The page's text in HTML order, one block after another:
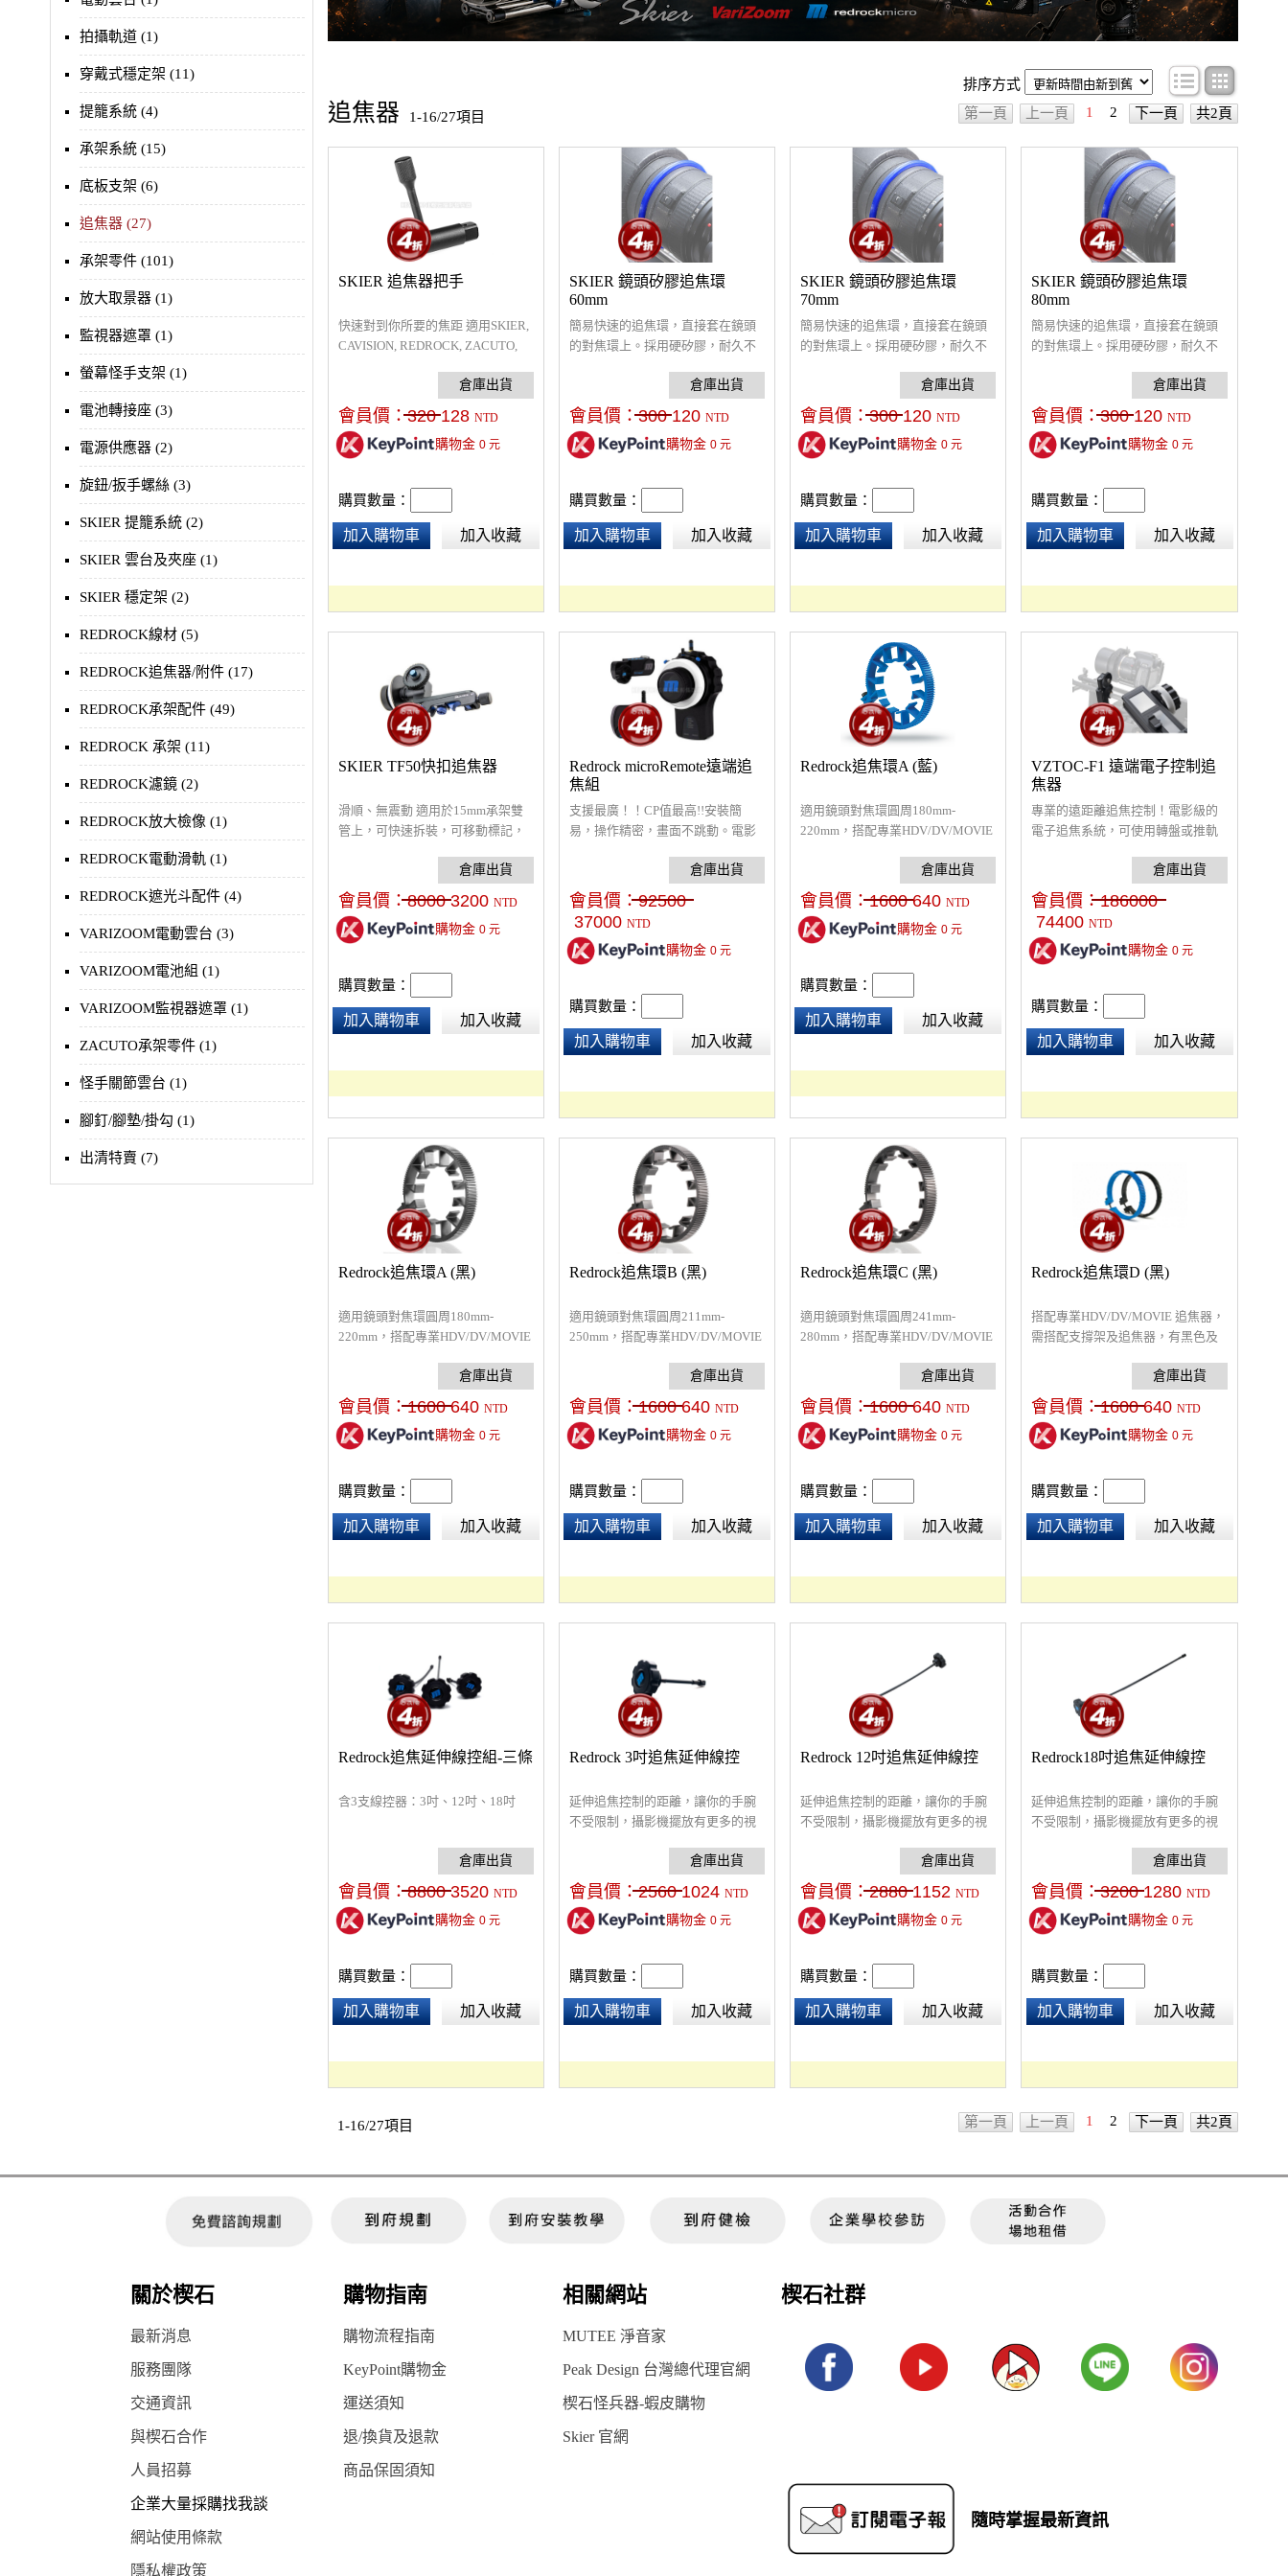
拍攝軌道 (1)
穿戴式穩定架 (11)
提籠系統 (4)
承架系統 (15)
底板支架 (6)
追焦器 (27)
承架零件 (101)
放大取景器 (1)
監視器遮罩 (1)
螢幕怪手支架 (1)
電池轉接座 (3)
電源供應器 (2)
旋鈕/扳手螺絲 (3)
SKIER 提籠系統 (2)
SKIER 雲台及夾座 (1)
SKIER 穩定架 (2)
REDROCK線材 (5)
REDROCK追焦器/附件 (17)
REDROCK承架配件 (49)
REDROCK 承架 (11)
REDROCK濾鏡 (2)
REDROCK放大檢像 (1)
REDROCK電動滑軌 (1)
REDROCK遮光斗配件 (4)
VARIZOOM電動雲台 (3)
VARIZOOM電池組 (1)
VARIZOOM監視器遮罩 (1)
ZACUTO承架零件 (1)
怪手關節雲台 (1)
腳釘/腳墊/掛勾 (1)
出清特賣 (7)
排序方式
條目顯示
追焦器 1-16/27項目 第一頁 上一頁 1 2 下一頁 共2頁
SKIER 追焦器把手
快速對到你所要的焦距 適用SKIER,
CAVISION, REDROCK, ZACUTO,
會員價：320 128 NTD
購物金 0元
購買數量：
加入購物車 加入收藏
SKIER 鏡頭矽膠追焦環
60mm
簡易快速的追焦環，直接套在鏡頭
的對焦環上。採用硬矽膠，耐久不
傷。 採用特殊X型矽膠環，固定後
不易位移，抓力超強。
會員價：300 120 NTD
購物金 0元
購買數量：
加入購物車 加入收藏
SKIER 鏡頭矽膠追焦環
70mm
簡易快速的追焦環，直接套在鏡頭
的對焦環上。採用硬矽膠，耐久不
傷。 採用特殊X型矽膠環，固定後
不易位移，抓力超強。
會員價：300 120 NTD
購物金 0元
購買數量：
加入購物車 加入收藏
SKIER 鏡頭矽膠追焦環
80mm
簡易快速的追焦環，直接套在鏡頭
的對焦環上。採用硬矽膠，耐久不
傷。 採用特殊X型矽膠環，固定後
不易位移，抓力超強。
會員價：300 120 NTD
購物金 0元
購買數量：
加入購物車 加入收藏
SKIER TF50快扣追焦器
滑順、無震動 適用於15mm承架雙
管上，可快速拆裝，可移動標記，
密度及滑順度，品質遠超越業界最
知名品牌
會員價：8000 3200 NTD
購物金 0元
購買數量：
加入購物車 加入收藏
Redrock microRemote遠端追
焦組
支援最廣！！CP值最高!!安裝簡
易，操作精密，畫面不跳動。電影
會員價：92500
37000 NTD
購物金 0元
購買數量：
加入購物車 加入收藏
Redrock追焦環A (藍)
適用鏡頭對焦環圓周180mm-
220mm，搭配專業HDV/DV/MOVIE
會員價：1600 640 NTD
購物金 0元
購買數量：
加入購物車 加入收藏
VZTOC-F1 遠端電子控制追
焦器
專業的遠距離追焦控制！電影級的
電子追焦系統，可使用轉盤或推軌
Motion Control的境界。可以AB點
設定，手感媲美高級的齒輪追焦
器，是好萊塢電影製作時，攝影機
安裝於Crane、交通載具上的最佳追
焦控制解決方案！
會員價：186000
74400 NTD
購物金 0元
購買數量：
加入購物車 加入收藏
Redrock追焦環A (黑)
適用鏡頭對焦環圓周180mm-
220mm，搭配專業HDV/DV/MOVIE
會員價：1600 640 NTD
購物金 0元
購買數量：
加入購物車 加入收藏
Redrock追焦環B (黑)
適用鏡頭對焦環圓周211mm-
250mm，搭配專業HDV/DV/MOVIE
會員價：1600 640 NTD
購物金 0元
購買數量：
加入購物車 加入收藏
Redrock追焦環C (黑)
適用鏡頭對焦環圓周241mm-
280mm，搭配專業HDV/DV/MOVIE
會員價：1600 640 NTD
購物金 0元
購買數量：
加入購物車 加入收藏
Redrock追焦環D (黑)
搭配專業HDV/DV/MOVIE 追焦器，
需搭配支撐架及追焦器，有黑色及
會員價：1600 640 NTD
購物金 0元
購買數量：
加入購物車 加入收藏
Redrock追焦延伸線控組-三條
含3支線控器：3吋、12吋、18吋
會員價：8800 3520 NTD
購物金 0元
購買數量：
加入購物車 加入收藏
Redrock 3吋追焦延伸線控
延伸追焦控制的距離，讓你的手腕
不受限制，攝影機擺放有更多的視
會員價：2560 1024 NTD
購物金 0元
購買數量：
加入購物車 加入收藏
Redrock 12吋追焦延伸線控
延伸追焦控制的距離，讓你的手腕
不受限制，攝影機擺放有更多的視
會員價：2880 1152 NTD
購物金 0元
購買數量：
加入購物車 加入收藏
Redrock18吋追焦延伸線控
延伸追焦控制的距離，讓你的手腕
不受限制，攝影機擺放有更多的視
會員價：3200 1280 NTD
購物金 0元
購買數量：
加入購物車 加入收藏
1-16/27項目 第一頁 上一頁 1 2 下一頁 共2頁
關於楔石 購物指南 相關網站 楔石社群
最新消息 購物流程指南 MUTEE 淨音家
服務團隊 KeyPoint購物金 Peak Design 台灣總代理官網
交通資訊 運送須知 楔石怪兵器-蝦皮購物
與楔石合作 退/換貨及退款 Skier 官網
隨時掌握最新資訊
人員招募 商品保固須知
企業大量採購找我談
網站使用條款
隱私權政策